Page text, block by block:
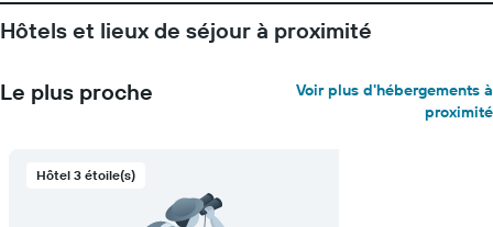
Hôtels et lieux de séjour à proximité
Le plus proche
Voir plus d'hébergements à
proximité
Hôtel 3 étoile(s)